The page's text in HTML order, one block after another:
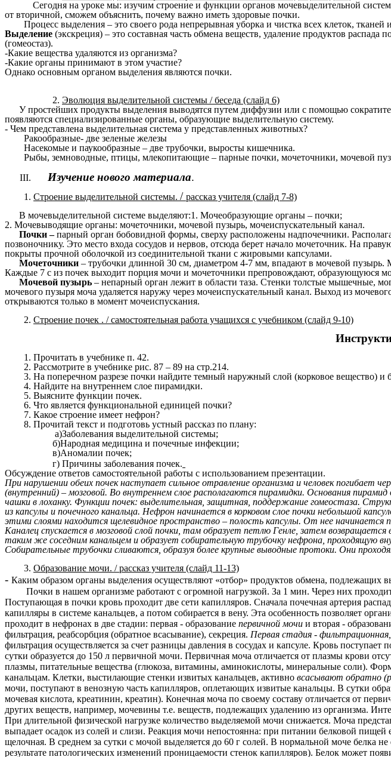
Сегодня на уроке мы: изучим строение и функции органов мочевыделительной
от вторичной, сможем объяснить, почему важно иметь здоровые почки.
Процесс выделения – это своего рода непрерывная уборка и чистка всех клеток, тканей
Выделение (экскреция) – это составная часть обмена веществ, удаление продуктов
(гомеостаз).
-Какие вещества удаляются из организма?
-Какие органы принимают в этом участие?
Однако основным органом выделения являются почки.
Эволюция выделительной системы / беседа (слайд 6)
У простейших продукты выделения выводятся путем диффузии или с помощью
появляются специализированные органы, образующие выделительную систему.
- Чем представлена выделительная система у представленных животных?
Ракообразные- две зеленые железы
Насекомые и паукообразные – две трубочки, выросты кишечника.
Рыбы, земноводные, птицы, млекопитающие – парные почки, мочеточники, мочевой
Изучение нового материала.
Строение выделительной системы. / рассказ учителя (слайд 7-8)
В мочевыделительной системе выделяют:1. Мочеобразующие органы – почки;
2. Мочевыводящие органы: мочеточники, мочевой пузырь, мочеиспускательный канал.
Почки –парный орган бобовидной формы, сверху расположены надпочечники.
позвоночнику. Это место входа сосудов и нервов, отсюда берет начало мочеточник. На
покрыты прочной оболочкой из соединительной ткани с жировыми капсулами.
Мочеточники – трубочки длинной 30 см, диаметром 4-7 мм, впадают в мочевой
Каждые 7 с из почек выходит порция мочи и мочеточники препровождают, образующуюся
Мочевой пузырь – непарный орган лежит в области таза. Стенки толстые мышечные,
мочевого пузыря моча удаляется наружу через мочеиспускательный канал. Выход из
открываются только в момент мочеиспускания.
Строение почек . / самостоятельная работа учащихся с учебником (слайд 9-10)
Прочитать в учебнике п. 42.
Рассмотрите в учебнике рис. 87 – 89 на стр.214.
На поперечном разрезе почки найдите темный наружный слой (корковое вещество) и
Найдите на внутреннем слое пирамидки.
Выясните функции почек.
Что является функциональной единицей почки?
Какое строение имеет нефрон?
Прочитай текст и подготовь устный рассказ по плану:
а)Заболевания выделительной системы;
б)Народная медицина и почечные инфекции;
в)Аномалии почек;
г) Причины заболевания почек.
Обсуждение ответов самостоятельной работы с использованием презентации.
При нарушении обеих почек наступает сильное отравление организма и человек погибает
(внутренний) – мозговой. Во внутреннем слое располагаются пирамидки. Основания
чашки в лоханку. Функции почек: выделительная, защитная, поддержание гомеостаза.
из капсулы и почечного канальца. Нефрон начинается в корковом слое почки небольшой
этими слоями находится щелевидное пространство – полость капсулы. От нее начинается
Каналец спускается в мозговой слой почки, там образует петлю Генле, затем возвращается
таким же соседним канальцем и образует собирательную трубочку нефрона, проходящую
Собирательные трубочки сливаются, образуя более крупные выводные протоки. Они
Образование мочи. / рассказ учителя (слайд 11-13)
- Каким образом органы выделения осуществляют «отбор» продуктов обмена,
Почки в нашем организме работают с огромной нагрузкой. За 1 мин. Через них
Поступающая в почки кровь проходит две сети капилляров. Сначала почечная артерия
капилляры в системе канальцев, а потом собирается в вену. Эта особенность позволяет
проходит в нефронах в две стадии: первая - образование первичной мочи и вторая -
фильтрация, реабсорбция (обратное всасывание), секреция. Первая стадия - фильтрационная,
фильтрация осуществляется за счет разницы давления в сосудах и капсуле. Кровь
сутки образуется до 150 л первичной мочи. Первичная моча отличается от плазмы крови
плазмы, питательные вещества (глюкоза, витамины, аминокислоты, минеральные соли).
канальцам. Клетки, выстилающие стенки извитых канальцев, активно всасывают обратно
мочи, поступают в венозную часть капилляров, оплетающих извитые канальцы. В сутки
мочевая кислота, креатинин, креатин). Конечная моча по своему составу отличается от
других веществ, например, мочевины т.е. веществ, подлежащих удалению из организма.
При длительной физической нагрузке количество выделяемой мочи снижается. Моча
выпадает осадок из солей и слизи. Реакция мочи непостоянна: при питании белковой
щелочная. В среднем за сутки с мочой выделяется до 60 г солей. В нормальной моче белка
результате патологических изменений проницаемости стенок капилляров). Белок может